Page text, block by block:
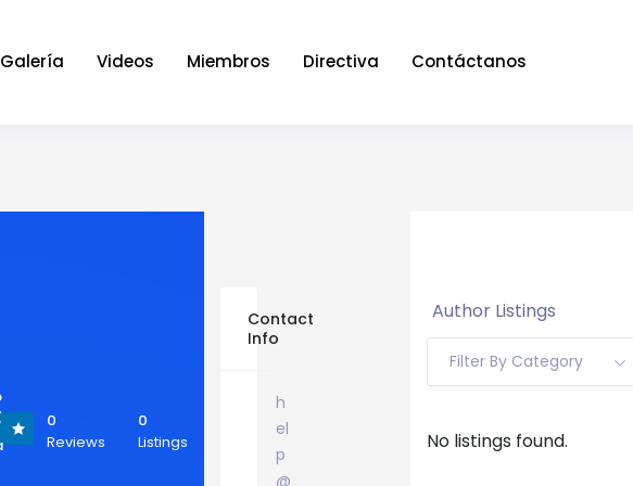
Galería Videos Miembros Directiva Contáctanos
0
Reviews
0
Listings
Contact
Info
h
el
p
@
Author Listings
Filter By Category
No listings found.